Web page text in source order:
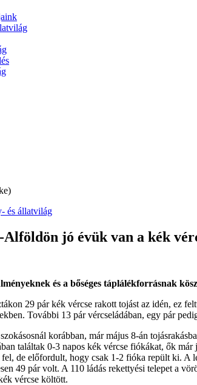
és állatvilág
jó évük van a kék
és a bőséges táplálékforrásnak
29 pár kék vércse rakott tojást az idén, ez
További 13 pár vércseládában, egy pár
korábban, már május 8-án
találtak 0-3 napos kék vércse fiókákat, ők
de előfordult, hogy csak 1-2 fióka repült ki. A
49 pár volt. A 110 ládás rekettyési telepet a
vércse költött.